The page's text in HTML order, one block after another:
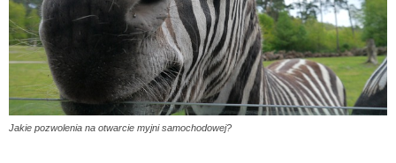
Jakie pozwolenia na otwarcie myjni samochodowej?